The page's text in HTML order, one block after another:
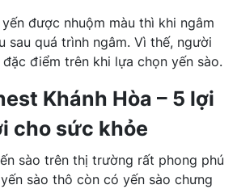
được nhuộm màu thì khi ngâm
sau quá trình ngâm. Vì thế, người
điểm trên khi lựa chọn yến sào.
Khánh Hòa – 5 lợi
cho sức khỏe
sào trên thị trường rất phong phú
sào thô còn có yến sào chưng